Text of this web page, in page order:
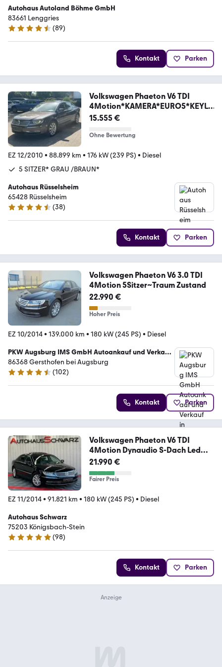
Autohaus Autoland Böhme GmbH
83661 Lenggries
4.5 Sterne
(89)
Kontakt Parken
Volkswagen Phaeton V6 TDI
4Motion*KAMERA*EURO5*KEYLE
SS*TOP
15.555 €
Ohne Bewertung
EZ 12/2010 • 88.899 km • 176 kW (239 PS) • Diesel
5 SITZER* GRAU /BRAUN*
Autohaus Rüsselsheim
65428 Rüsselsheim
4.4 Sterne
(38)
Kontakt Parken
Volkswagen Phaeton V6 3.0 TDI
4Motion 5Sitzer~Traum Zustand
22.990 €
Hoher Preis
EZ 10/2014• 139.000 km • 180 kW (245 PS) • Diesel
PKW Augsburg IMS GmbH Autoankauf und Verkauf
in Gersthofen bei Augsburg
86368 Gersthofen bei Augsburg
4.3 Sterne
(102)
Kontakt Parken
Volkswagen Phaeton V6 TDI
4Motion Dynaudio S-Dach Led
Luft
21.990 €
Fairer Preis
EZ 11/2014• 91.821 km • 180 kW (245 PS) • Diesel
Autohaus Schwarz
75203 Königsbach-Stein
4.9 Sterne
(98)
Kontakt Parken